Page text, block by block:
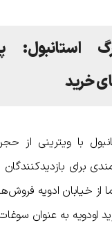
خرید
با ویترینی از
برای
از خیابان ادویه
اودویه به عنوان